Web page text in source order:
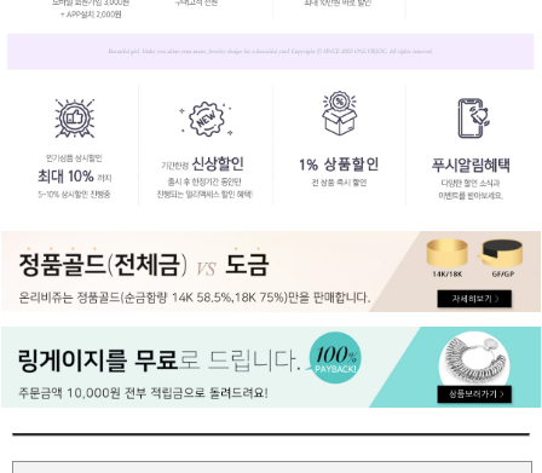
페이코 ID로
PAYCO 바로